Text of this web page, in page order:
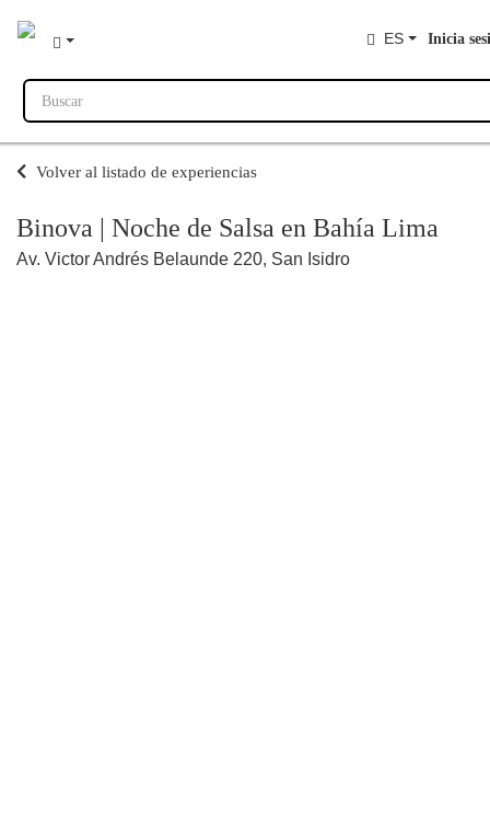
ES Inicia
Buscar
Volver al listado de experiencias
Binova | Noche de Salsa en Bahía Lima
Av. Victor Andrés Belaunde 220, San Isidro